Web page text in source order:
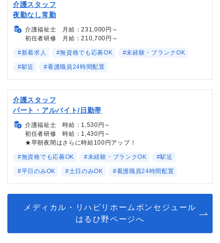
介護スタッフ
夜勤なし常勤
介護福祉士 月給：231,000円～
初任者研修 月給：210,700円～
#新着求人 #無資格でも応募OK #未経験・ブランクOK
#駅近 #看護職員24時間配置
介護スタッフ
パート・アルバイト/日勤帯
介護福祉士 時給：1,530円～
初任者研修 時給：1,430円～
★早朝夜間はさらに時給100円アップ！
#無資格でも応募OK #未経験・ブランクOK #駅近
#平日のみOK #土日のみOK #看護職員24時間配置
メディカル・リハビリホームボンセジュール
はるひ野ページへ